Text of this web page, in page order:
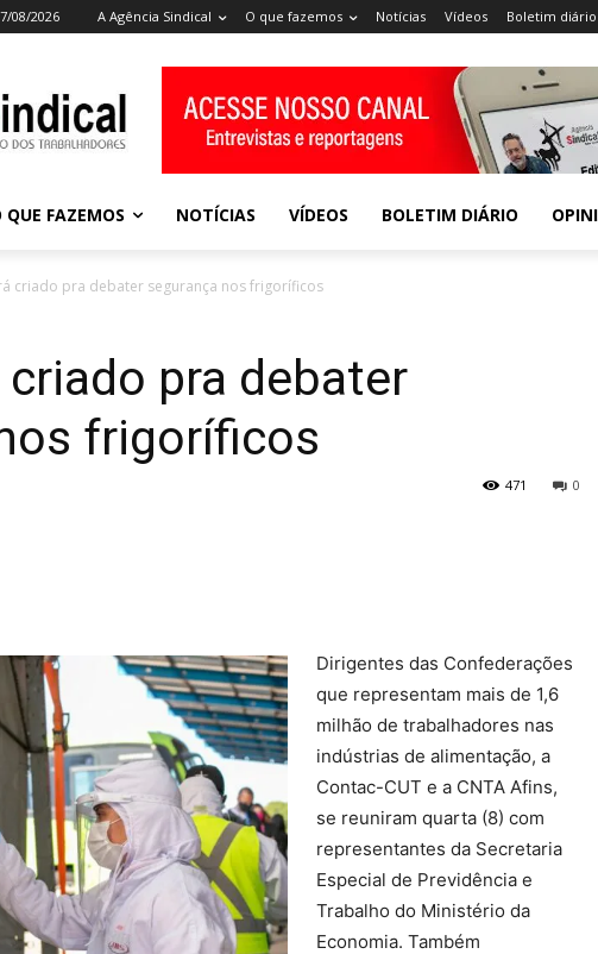
08/2026 A Agência Sindical O que fazemos Notícias Vídeos Boletim diário
QUE FAZEMOS NOTÍCIAS VÍDEOS BOLETIM DIÁRIO
criado pra debater segurança nos frigoríficos
pra debater
frigoríficos
0
471
Dirigentes das Confederações
que representam mais de 1,6
milhão de trabalhadores nas
indústrias de alimentação, a
Contac-CUT e a CNTA Afins,
se reuniram quarta (8) com
representantes da Secretaria
Especial de Previdência e
Trabalho do Ministério da
Economia. Também